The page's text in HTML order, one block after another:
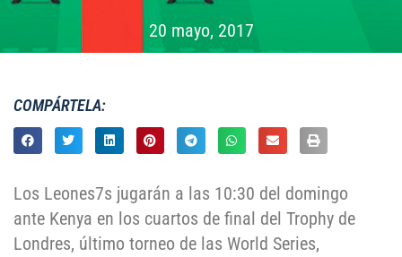
20 mayo, 2017
COMPÁRTELA:
Los Leones7s jugarán a las 10:30 del domingo
ante Kenya en los cuartos de final del Trophy de
Londres, último torneo de las World Series,